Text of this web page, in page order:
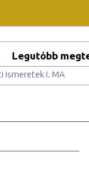
Legutóbb
ismeretek I. MA